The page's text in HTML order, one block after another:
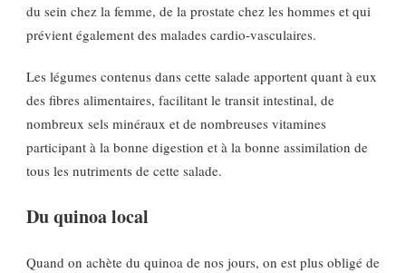
du sein chez la femme, de la prostate chez les hommes et qui
prévient également des malades cardio-vasculaires.
Les légumes contenus dans cette salade apportent quant à eux
des fibres alimentaires, facilitant le transit intestinal, de
nombreux sels minéraux et de nombreuses vitamines
participant à la bonne digestion et à la bonne assimilation de
tous les nutriments de cette salade.
Du quinoa local
Quand on achète du quinoa de nos jours, on est plus obligé de